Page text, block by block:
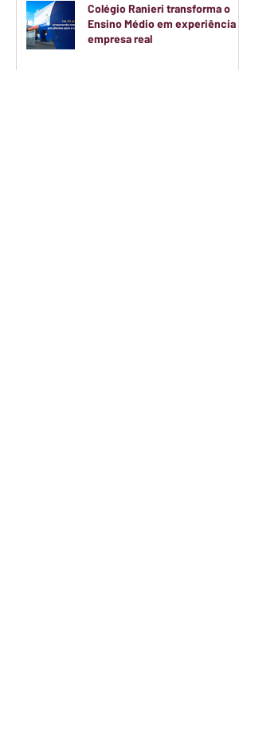
Colégio Ranieri transforma o
Ensino Médio em experiência de
empresa real